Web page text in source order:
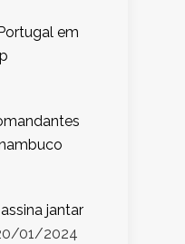
em
jantar
01/2024